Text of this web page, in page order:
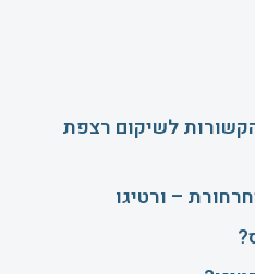
לשיקום רצפת
– ורטיגו